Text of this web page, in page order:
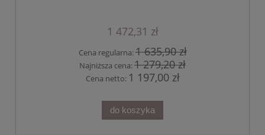
1 472,31 zł
Cena regularna:1 635,90 zł
Najniższa cena:1 279,20 zł
Cena netto: 1 197,00 zł
do koszyka